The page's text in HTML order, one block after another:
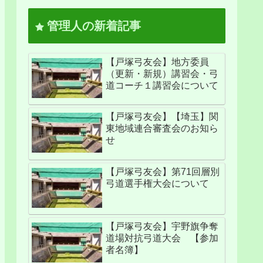
管理人の新着記事
【戸塚弓友会】地方委員
（更新・新規）講習会・弓
道コーチ１講習会について
【戸塚弓友会】【埼玉】関
東地域連合審査会のお知ら
せ
【戸塚弓友会】第71回層別
弓道選手権大会について
【戸塚弓友会】宇野旗争奪
道場対抗弓道大会 【参加
者名簿】